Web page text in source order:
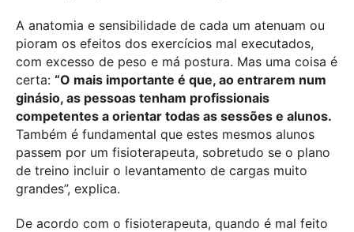
A anatomia e sensibilidade de cada um atenuam ou
pioram os efeitos dos exercícios mal executados,
com excesso de peso e má postura. Mas uma coisa é
certa: “O mais importante é que, ao entrarem num
ginásio, as pessoas tenham profissionais
competentes a orientar todas as sessões e alunos.
Também é fundamental que estes mesmos alunos
passem por um fisioterapeuta, sobretudo se o plano
de treino incluir o levantamento de cargas muito
grandes”, explica.
De acordo com o fisioterapeuta, quando é mal feito